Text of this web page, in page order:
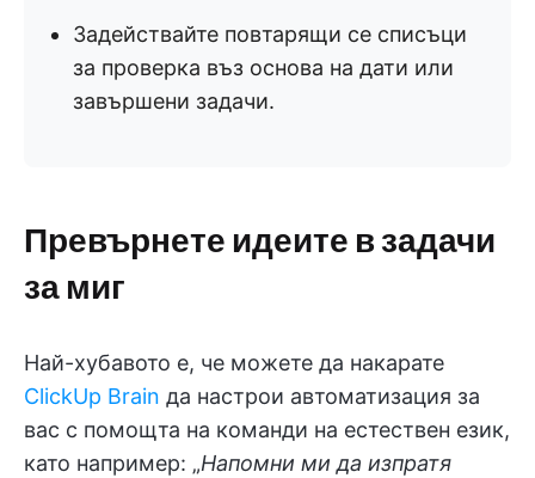
Задействайте повтарящи се списъци
за проверка въз основа на дати или
завършени задачи.
Превърнете идеите в задачи
за миг
Най-хубавото е, че можете да накарате
ClickUp Brain да настрои автоматизация за
вас с помощта на команди на естествен език,
като например: „Напомни ми да изпратя